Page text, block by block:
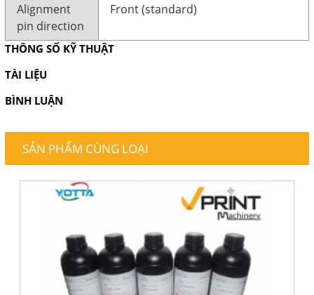
Alignment
pin direction
Front (standard)
THÔNG SỐ KỸ THUẬT
TÀI LIỆU
BÌNH LUẬN
SẢN PHẨM CÙNG LOẠI